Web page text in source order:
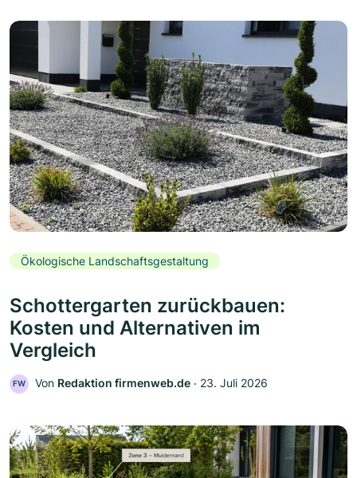
Ökologische Landschaftsgestaltung
Schottergarten zurückbauen:
Kosten und Alternativen im
Vergleich
FW Von Redaktion firmenweb.de ‧ 23. Juli 2026